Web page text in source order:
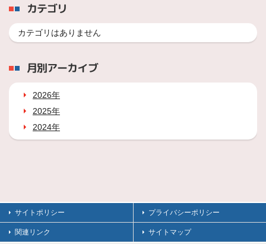
カテゴリ
カテゴリはありません
月別アーカイブ
2026年
2025年
2024年
サイトポリシー プライバシーポリシー
関連リンク サイトマップ